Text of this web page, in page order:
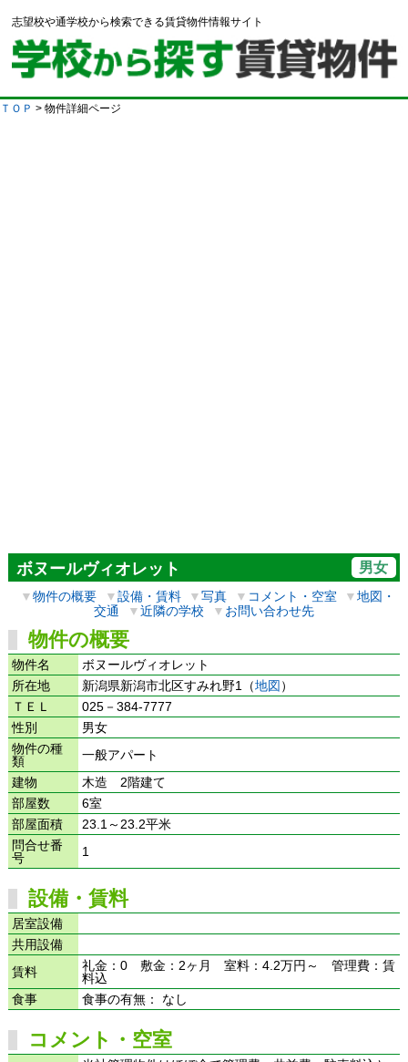
志望校や通学校から検索できる賃貸物件情報サイト
ＴＯＰ > 物件詳細ページ
ボヌールヴィオレット 男女
▼物件の概要 ▼設備・賃料 ▼写真 ▼ コメント・空室 ▼地図・
交通
▼近隣の学校 ▼ お問い合わせ先
物件の概要
物件名
ボヌールヴィオレット
所在地
新潟県新潟市北区すみれ野1（地図 ）
ＴＥＬ
025－384-7777
性別
男女
物件の種
類
一般アパート
建物
木造 2階建て
部屋数
6室
部屋面積
23.1～23.2平米
問合せ番
号
1
設備・賃料
居室設備
共用設備
賃料
礼金：0 敷金：2ヶ月 室料：4.2万円～ 管理費：賃
料込
食事
食事の有無： なし
コメント・空室